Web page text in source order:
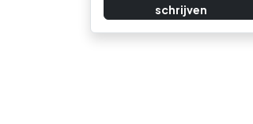
schrijven